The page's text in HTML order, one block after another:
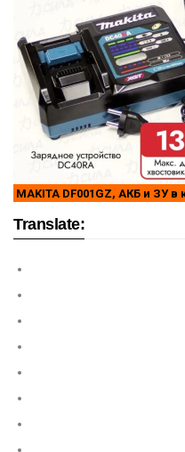
MAKITA DF001GZ, АКБ и ЗУ в
Translate: